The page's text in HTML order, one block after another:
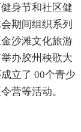
身节和社区健
期间组织系列
沙滩文化旅游
办胶州秧歌大
立了 00个青少
营等活动。